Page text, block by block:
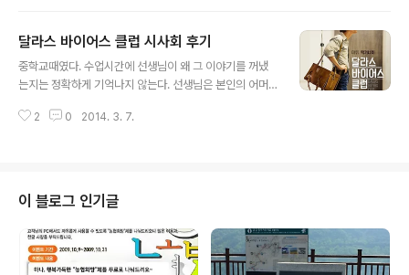
하고 있지만 수적열세와 시대에 뒤떨어진 사상으로 국민들
에게 외면받고 있는 것이 현실이다. 하지만 대한민국의 현
실은 진보정치를 필요로 하고 있다. 집권세력이 몇번 바뀌
크게 나아지지 않고 있는 것이 현실이다. 2014년에도 노
달라스 바이어스 클럽 시사회 후기
중학교때였다. 수업시간에 선생님이 왜 그 이야기를 꺼냈
는지는 정확하게 기억나지 않는다. 선생님은 본인의 어머
문에 고통을 조금이라도 덜어드리기 위해서 불법인줄 알지
다는 생각이 든다. 우리 주변에 민간요법이나 침뜸등으로
치료행위를 하는 분들이 있다. 현대 의학이 못고치는 병들
을 고치기도 하지만 심각한 부작용을 가져오기도 한다. 전
통의 치료방법이라고 해도 맹신하면 안될 것이다. 그래서
정부에서는 각종 규제를 만들고 자격증 제도를 시행한다.
2 0 2014. 3. 7.
이 블로그 인기글